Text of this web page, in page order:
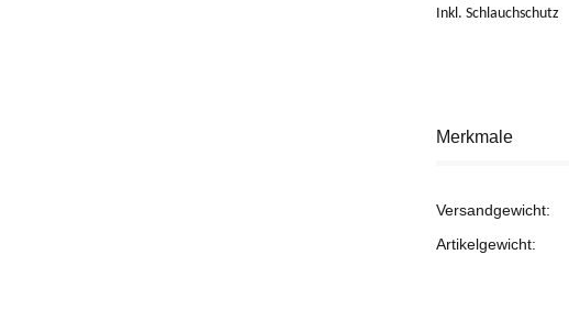
Inkl. Schlauchschutz
Merkmale
Versandgewicht:
Artikelgewicht: